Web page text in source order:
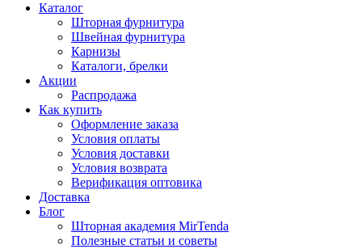
Каталог
Шторная фурнитура
Швейная фурнитура
Карнизы
Каталоги, брелки
Акции
Распродажа
Как купить
Оформление заказа
Условия оплаты
Условия доставки
Условия возврата
Верификация оптовика
Доставка
Блог
Шторная академия MirTenda
Полезные статьи и советы